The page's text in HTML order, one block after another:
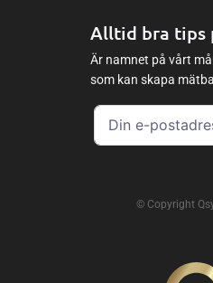
Alltid bra tips
Är namnet på vårt
som kan skapa
© Copyright